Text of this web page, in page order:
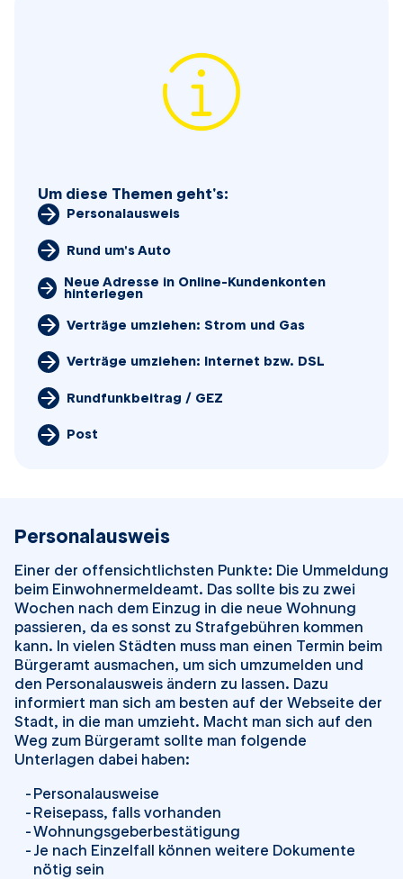
Um diese Themen geht's:
Personalausweis
Rund um's Auto
Neue Adresse in Online-Kundenkonten
hinterlegen
Verträge umziehen: Strom und Gas
Verträge umziehen: Internet bzw. DSL
Rundfunkbeitrag / GEZ
Post
Personalausweis
Einer der offensichtlichsten Punkte: Die Ummeldung
beim Einwohnermeldeamt. Das sollte bis zu zwei
Wochen nach dem Einzug in die neue Wohnung
passieren, da es sonst zu Strafgebühren kommen
kann. In vielen Städten muss man einen Termin beim
Bürgeramt ausmachen, um sich umzumelden und
den Personalausweis ändern zu lassen. Dazu
informiert man sich am besten auf der Webseite der
Stadt, in die man umzieht. Macht man sich auf den
Weg zum Bürgeramt sollte man folgende
Unterlagen dabei haben:
Personalausweise
Reisepass, falls vorhanden
Wohnungsgeberbestätigung
Je nach Einzelfall können weitere Dokumente
nötig sein